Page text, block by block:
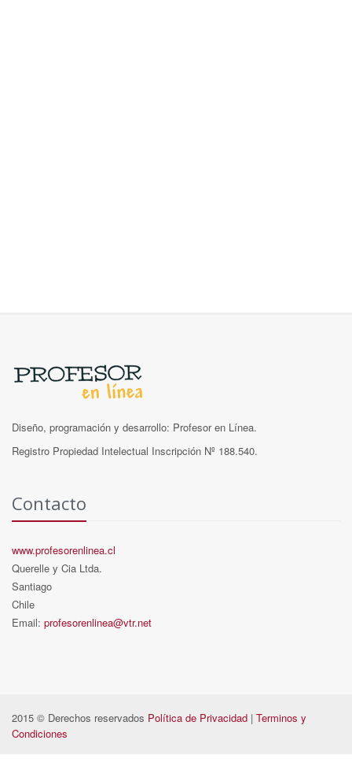
Diseño, programación y desarrollo: Profesor en Línea.
Registro Propiedad Intelectual Inscripción Nº 188.540.
Contacto
www.profesorenlinea.cl
Querelle y Cia Ltda.
Santiago
Chile
Email: profesorenlinea@vtr.net
2015 © Derechos reservados Política de Privacidad | Terminos y
Condiciones